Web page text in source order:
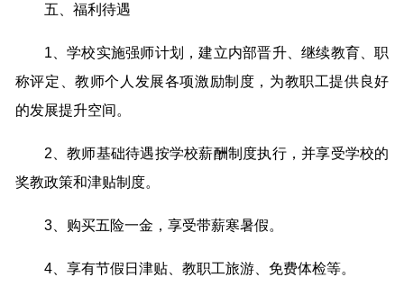
五、福利待遇
1、学校实施强师计划，建立内部晋升、继续教育、职
称评定、教师个人发展各项激励制度，为教职工提供良好
的发展提升空间。
2、教师基础待遇按学校薪酬制度执行，并享受学校的
奖教政策和津贴制度。
3、购买五险一金，享受带薪寒暑假。
4、享有节假日津贴、教职工旅游、免费体检等。